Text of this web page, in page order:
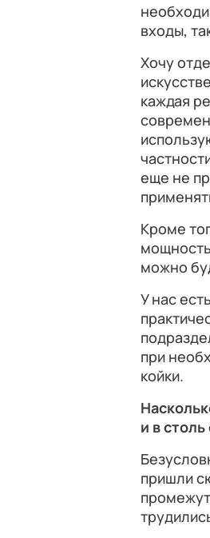
входы,
Хочу
каждая
еще не
Кроме
можно
У нас
при
койки.
и в
пришли